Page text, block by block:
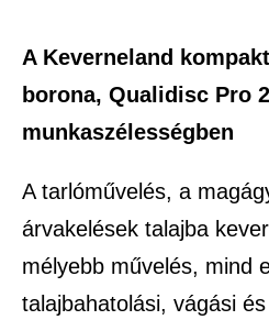
A Keverneland
borona, Qualidisc Pro
munkaszélességben
A tarlóművelés, a
árvakelések talajba
mélyebb művelés, mind
talajbahatolási, vágási